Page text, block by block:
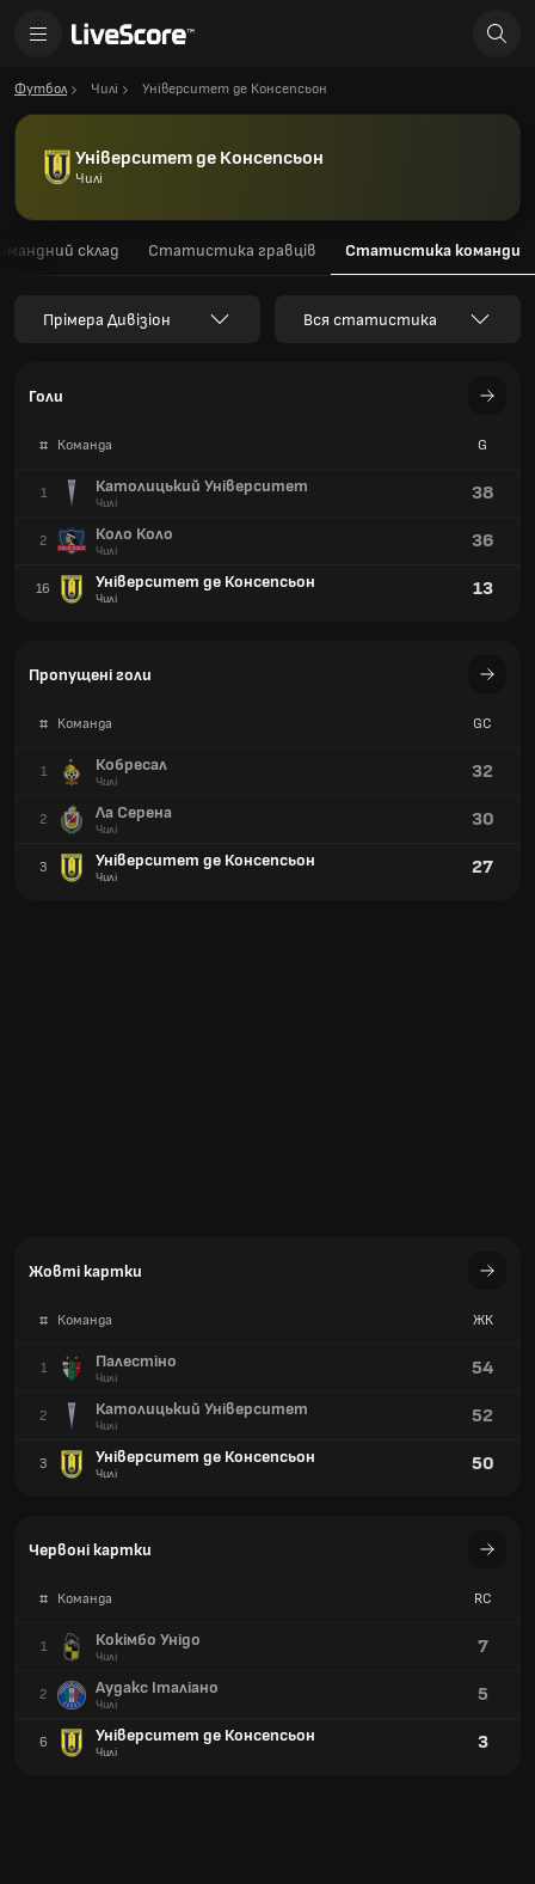
Футбол Чилі Університет де Консепсьон
Університет де Консепсьон
Чилі
склад Статистика гравців Статистика команди
Прімера Дивізіон Вся статистика
Голи
# Команда G
1 Католицький Університет
Чилі 38
2 Коло Коло
Чилі 36
16 Університет де Консепсьон
Чилі 13
Пропущені голи
# Команда GC
1 Кобресал
Чилі 32
2 Ла Серена
Чилі 30
3 Університет де Консепсьон
Чилі 27
Жовті картки
# Команда ЖК
1 Палестіно
Чилі 54
2 Католицький Університет
Чилі 52
3 Університет де Консепсьон
Чилі 50
Червоні картки
# Команда RC
1 Кокімбо Унідо
Чилі 7
2 Аудакс Італіано
Чилі 5
6 Університет де Консепсьон
Чилі 3